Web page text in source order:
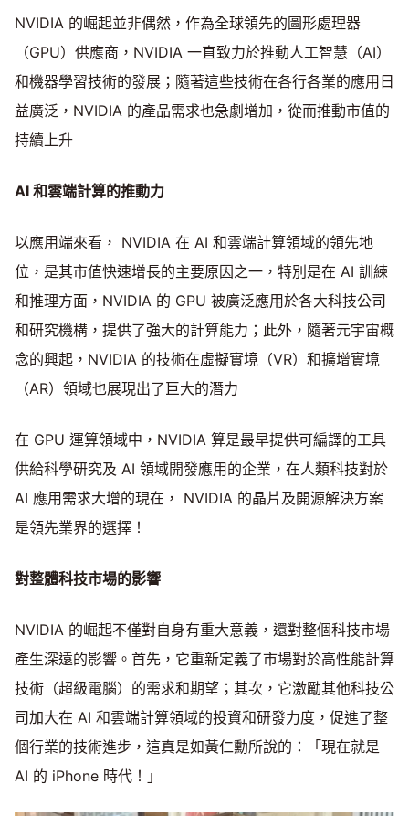
Mute
NVIDIA 的崛起並非偶然，作為全球領先的圖形處理器
（GPU）供應商，NVIDIA 一直致力於推動人工智慧（AI）
和機器學習技術的發展；隨著這些技術在各行各業的應用日
益廣泛，NVIDIA 的產品需求也急劇增加，從而推動市值的
持續上升
AI 和雲端計算的推動力
以應用端來看， NVIDIA 在 AI 和雲端計算領域的領先地
位，是其市值快速增長的主要原因之一，特別是在 AI 訓練
和推理方面，NVIDIA 的 GPU 被廣泛應用於各大科技公司
和研究機構，提供了強大的計算能力；此外，隨著元宇宙概
念的興起，NVIDIA 的技術在虛擬實境（VR）和擴增實境
（AR）領域也展現出了巨大的潛力
在 GPU 運算領域中，NVIDIA 算是最早提供可編譯的工具
供給科學研究及 AI 領域開發應用的企業，在人類科技對於
AI 應用需求大增的現在， NVIDIA 的晶片及開源解決方案
是領先業界的選擇！
對整體科技市場的影響
NVIDIA 的崛起不僅對自身有重大意義，還對整個科技市場
產生深遠的影響。首先，它重新定義了市場對於高性能計算
技術（超級電腦）的需求和期望；其次，它激勵其他科技公
司加大在 AI 和雲端計算領域的投資和研發力度，促進了整
個行業的技術進步，這真是如黃仁勳所說的：「現在就是
AI 的 iPhone 時代！」